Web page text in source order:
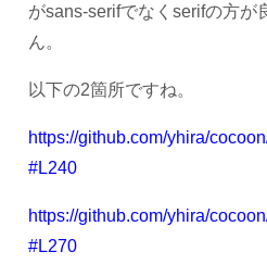
がsans-serifでなくserifの方が
ん。
以下の2箇所ですね。
https://github.com/yhira/
#L240
https://github.com/yhira/
#L270